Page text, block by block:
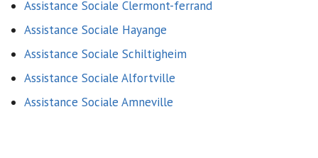
Assistance Sociale Clermont-ferrand
Assistance Sociale Hayange
Assistance Sociale Schiltigheim
Assistance Sociale Alfortville
Assistance Sociale Amneville